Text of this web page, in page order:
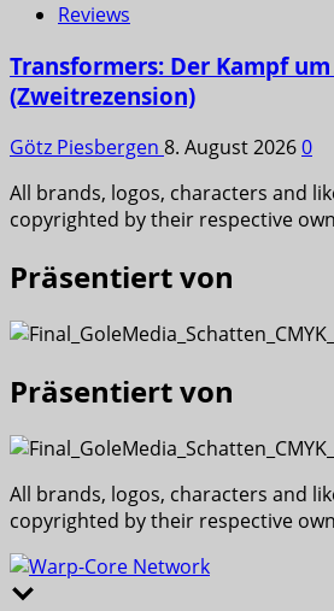
Reviews
Transformers: Der Kampf
(Zweitrezension)
Götz Piesbergen 8. August 20260
All brands, logos, characters and
copyrighted by their respective
Präsentiert von
Präsentiert von
All brands, logos, characters and
copyrighted by their respective